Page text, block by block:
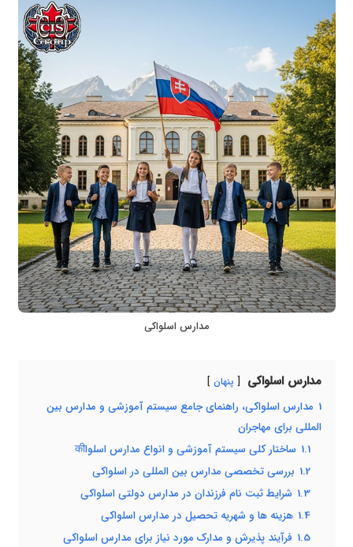
مدارس اسلواکی
مدارس اسلواکی پنهان
1 مدارس اسلواکی، راهنمای جامع سیستم آموزشی و مدارس بین
المللی برای مهاجران
1.1 ساختار کلی سیستم آموزشی و انواع مدارس اسلواकी
1.2 بررسی تخصصی مدارس بین المللی در اسلواکی
1.3 شرایط ثبت نام فرزندان در مدارس دولتی اسلواکی
1.4 هزینه ها و شهریه تحصیل در مدارس اسلواکی
1.5 فرآیند پذیرش و مدارک مورد نیاز برای مدارس اسلواکی